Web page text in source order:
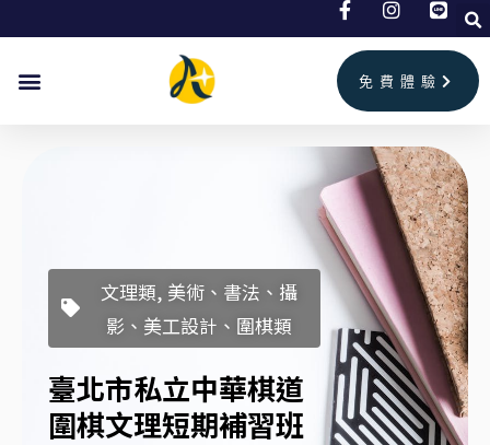
免費體驗
文理類, 美術、書法、攝
影、美工設計、圍棋類
臺北市私立中華棋道
圍棋文理短期補習班